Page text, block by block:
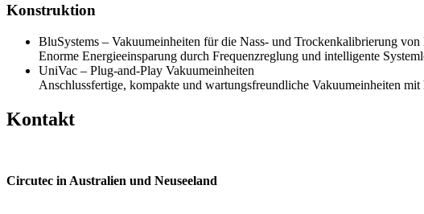
Konstruktion
BluSystems – Vakuumeinheiten für die Nass- und Trockenkalibrierung
Enorme Energieeinsparung durch Frequenzreglung und intelligente
UniVac – Plug-and-Play Vakuumeinheiten
Anschlussfertige, kompakte und wartungsfreundliche Vakuumeinheiten
Kontakt
Circutec in Australien und Neuseeland